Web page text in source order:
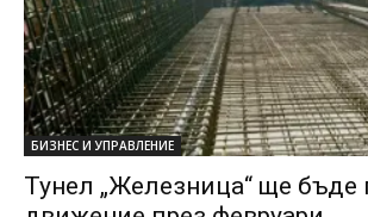
БИЗНЕС И УПРАВЛЕНИЕ
Тунел „Железница“ ще бъде